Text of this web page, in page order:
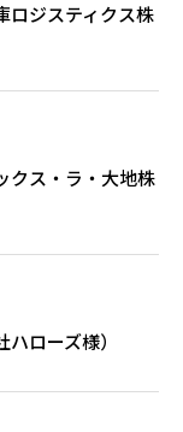
ロジスティクス株
クス・ラ・大地株
ローズ様）